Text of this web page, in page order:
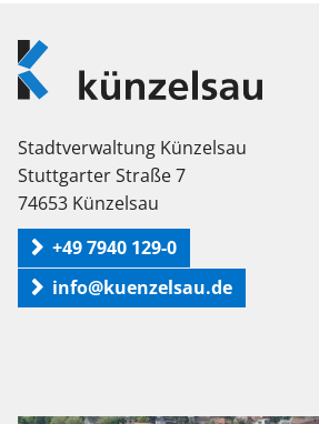
Logo
Künzelsau
Stadtverwaltung Künzelsau
Stuttgarter Straße 7
74653 Künzelsau
+49 7940 129-0
info@kuenzelsau.de